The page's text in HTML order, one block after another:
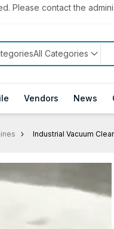
Please contact the
Categories
Vendors News
Industrial Vacuum